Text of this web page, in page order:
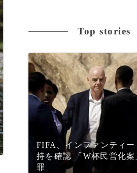
Top stories
FIFA、インファンティー
持を確認 「W杯民営化
罪